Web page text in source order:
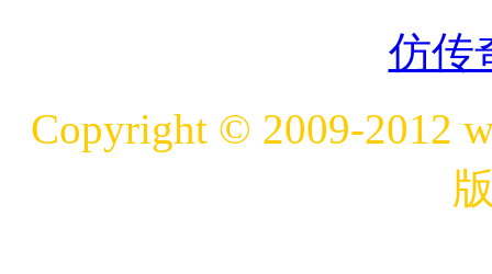
仿传
Copyright © 2009-2012